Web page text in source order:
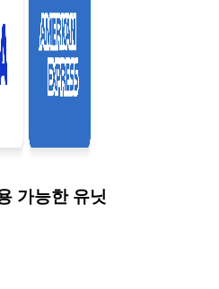
가능한 유닛